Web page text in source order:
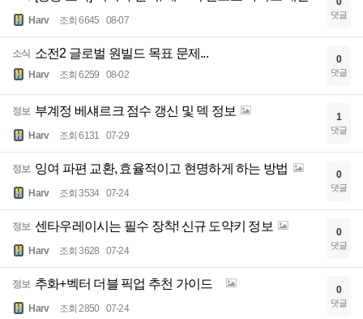
Harv 조회 6645 08-07 댓글
소식 소전2 글로벌 원빌드 목표 문제...
Harv 조회 6259 08-02
0
댓글
정보 부계정 베섀르크 점수 갱신 및 덱 정보
Harv 조회 6131 07-29
1
댓글
정보 잉여 파편 교환, 효율적이고 현명하게 하는 방법
Harv 조회 3534 07-24
0
댓글
정보 센타우레이시는 필수 장착! 신규 도약키 정보
Harv 조회 3628 07-24
0
댓글
정보 추화+벡터 더블 픽업 추천 가이드
Harv 조회 2850 07-24
0
댓글